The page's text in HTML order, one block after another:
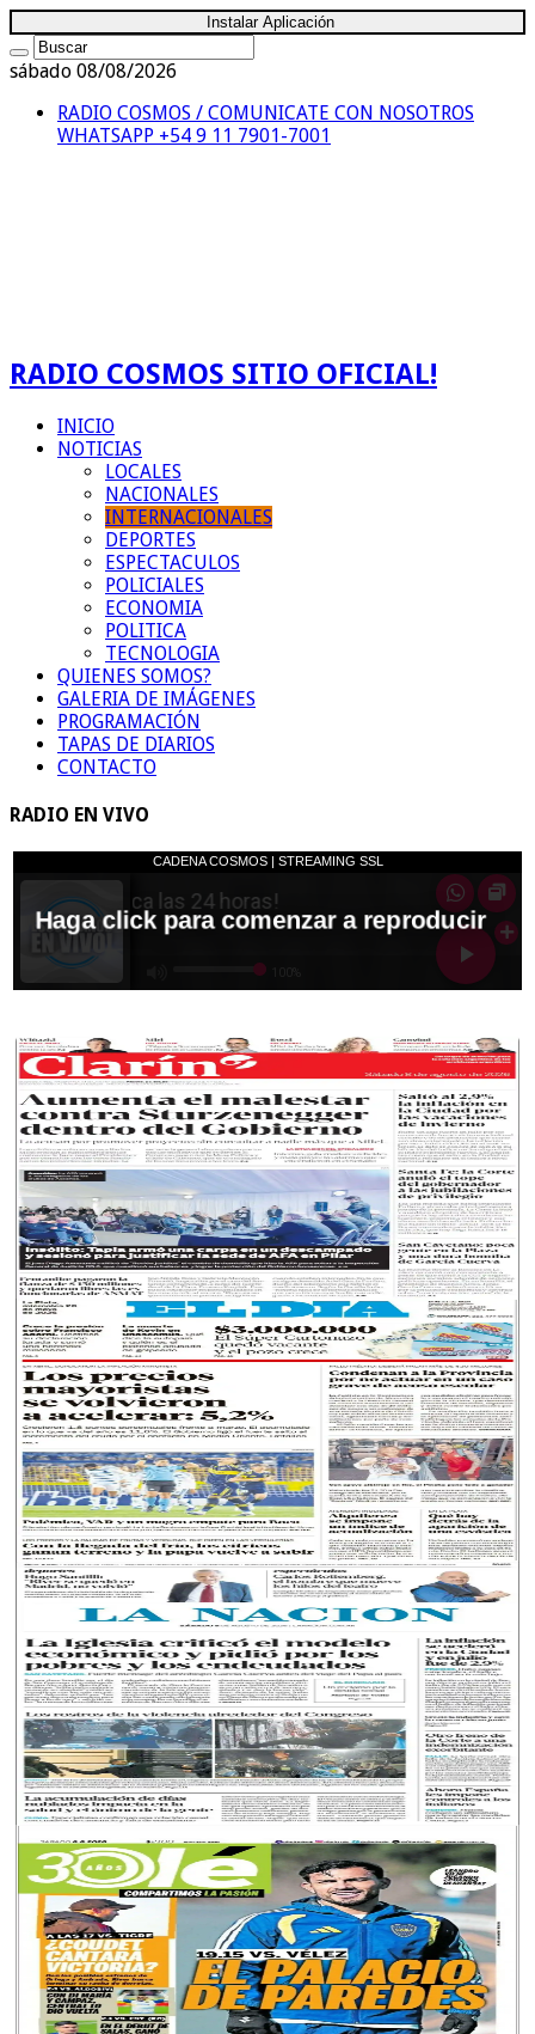
Instalar Aplicación
sábado 08/08/2026
RADIO COSMOS / COMUNICATE CON NOSOTROS
WHATSAPP +54 9 11 7901-7001
RADIO COSMOS SITIO OFICIAL!
INICIO
NOTICIAS
LOCALES
NACIONALES
INTERNACIONALES
DEPORTES
ESPECTACULOS
POLICIALES
ECONOMIA
POLITICA
TECNOLOGIA
QUIENES SOMOS?
GALERIA DE IMÁGENES
PROGRAMACIÓN
TAPAS DE DIARIOS
CONTACTO
RADIO EN VIVO